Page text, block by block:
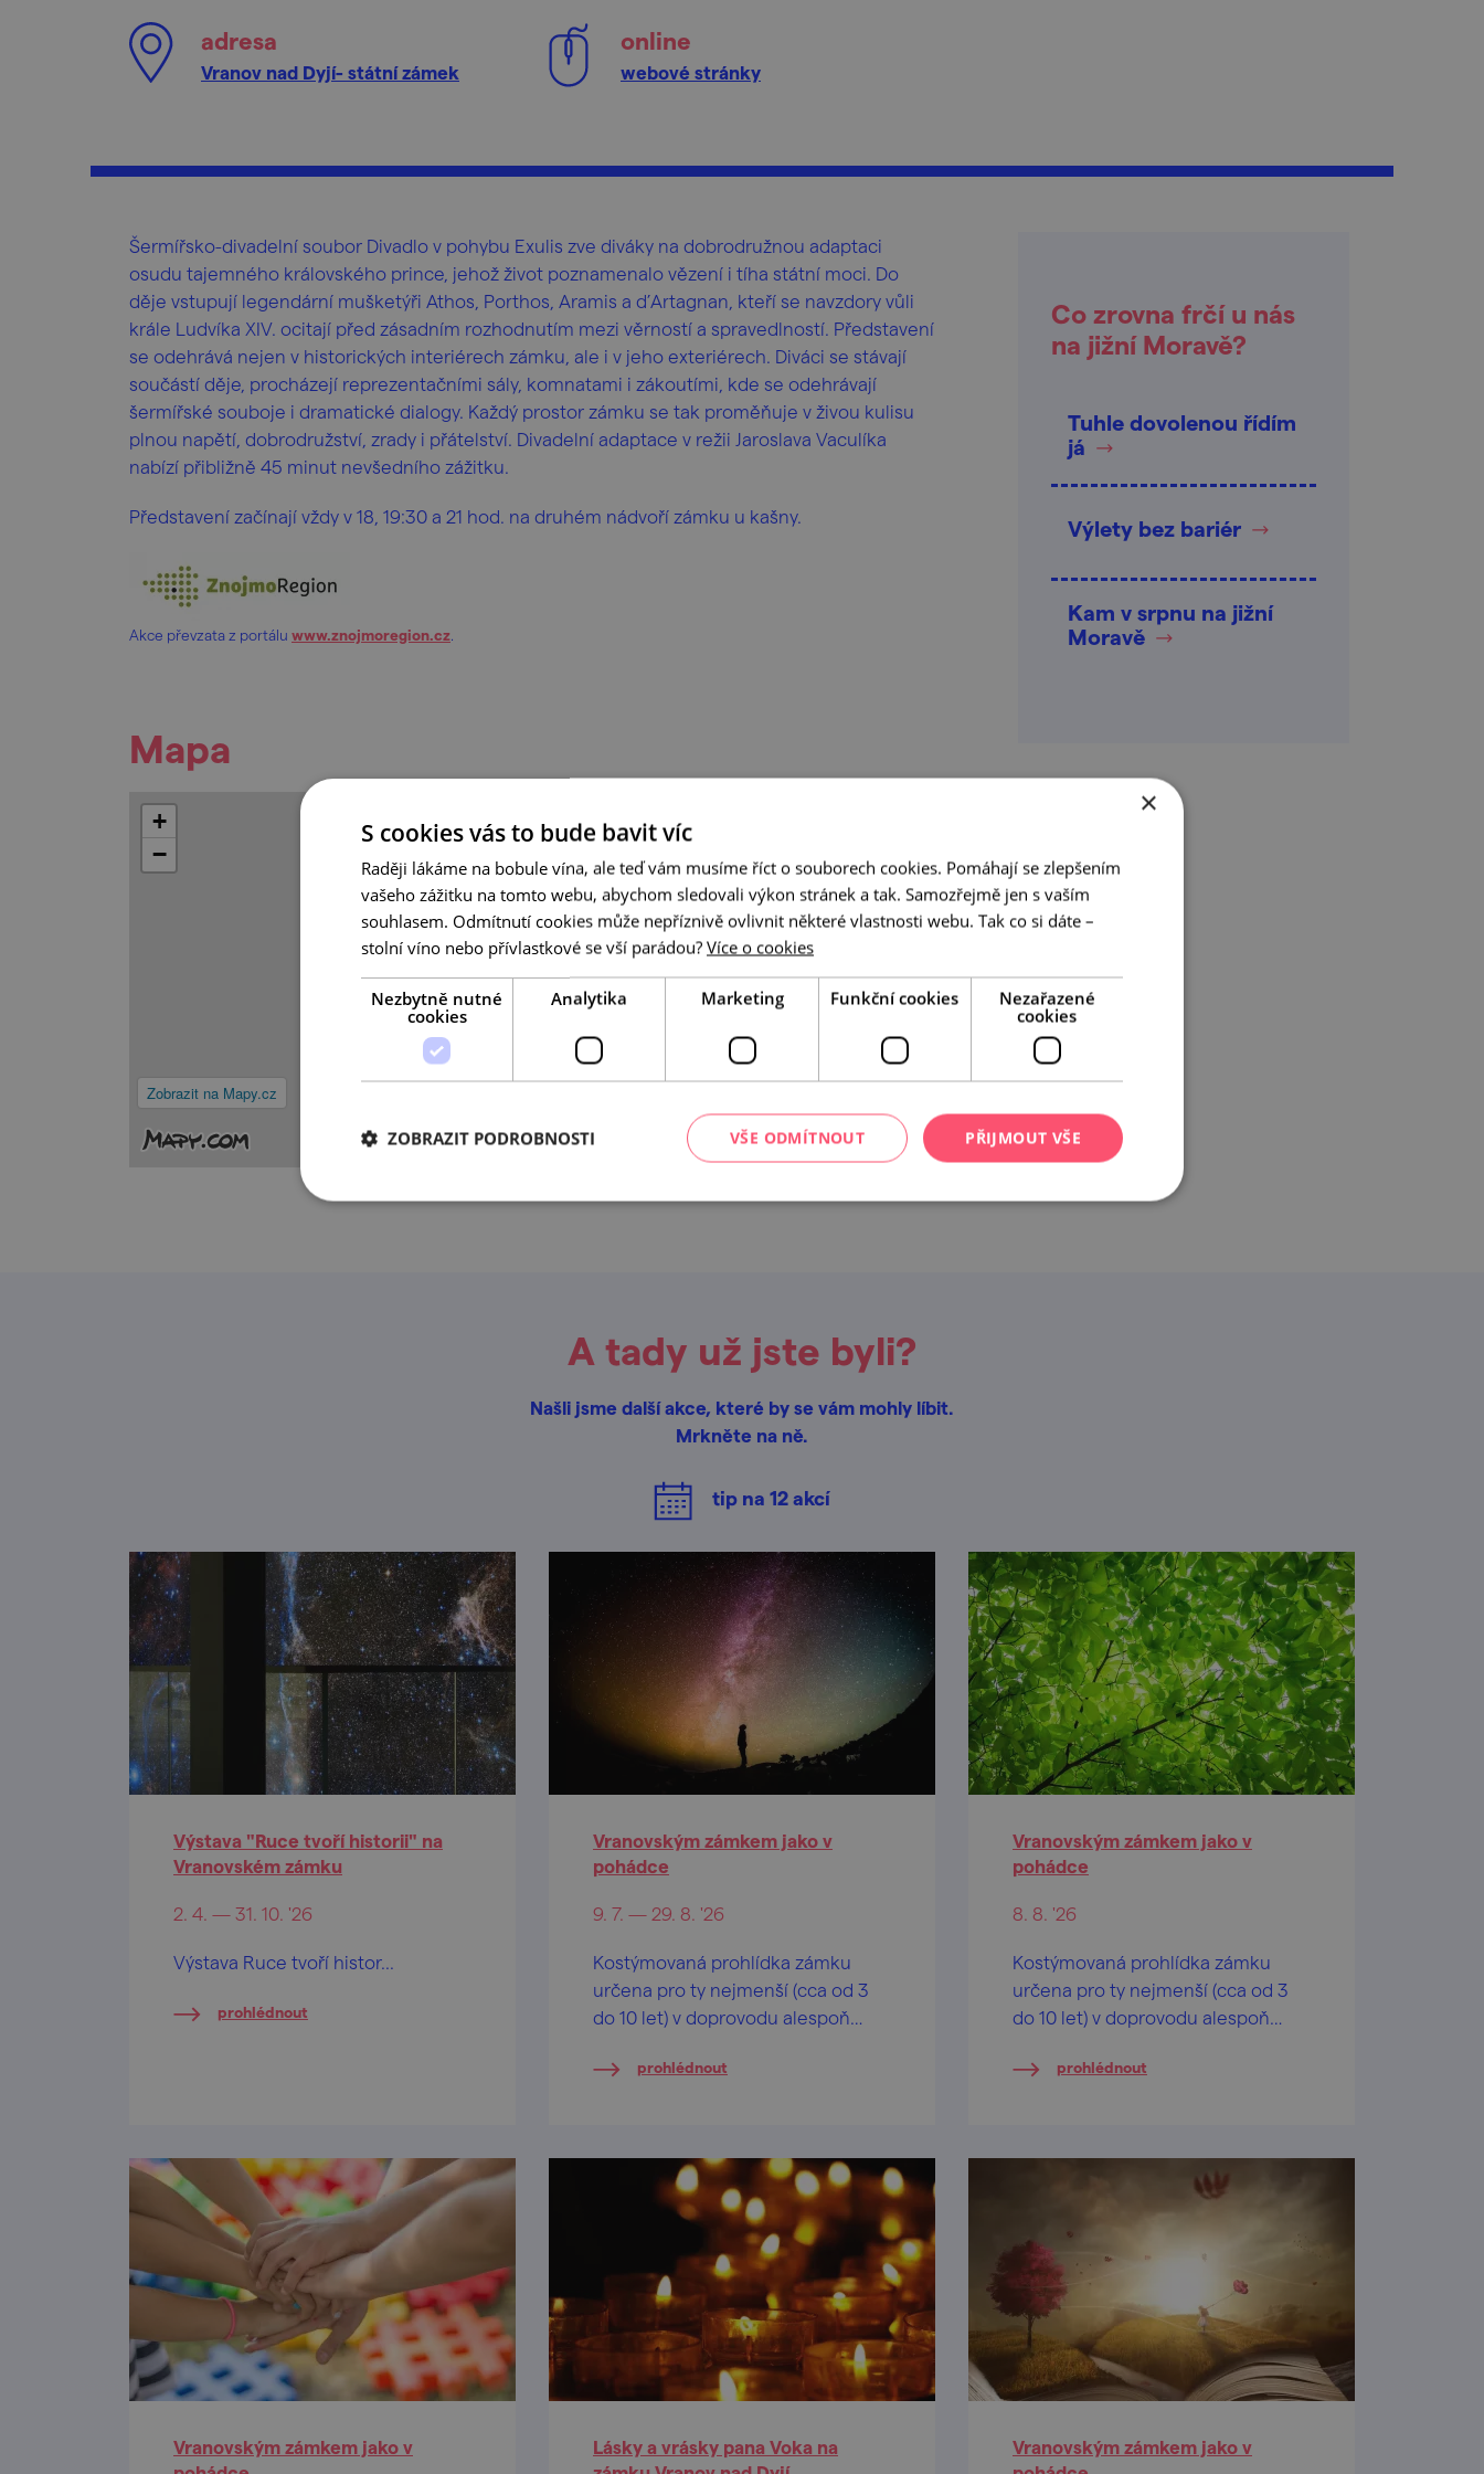
adresa
Vranov nad Dyjí- státní zámek
online
webové stránky
Šermířsko-divadelní soubor Divadlo v pohybu Exulis zve diváky na dobrodružnou adaptaci
osudu tajemného královského prince, jehož život poznamenalo vězení i tíha státní moci. Do
děje vstupují legendární mušketýři Athos, Porthos, Aramis a d’Artagnan, kteří se navzdory vůli
krále Ludvíka XIV. ocitají před zásadním rozhodnutím mezi věrností a spravedlností. Představení
se odehrává nejen v historických interiérech zámku, ale i v jeho exteriérech. Diváci se stávají
součástí děje, procházejí reprezentačními sály, komnatami i zákoutími, kde se odehrávají
šermířské souboje i dramatické dialogy. Každý prostor zámku se tak proměňuje v živou kulisu
plnou napětí, dobrodružství, zrady i přátelství. Divadelní adaptace v režii Jaroslava Vaculíka
nabízí přibližně 45 minut nevšedního zážitku.
Představení začínají vždy v 18, 19:30 a 21 hod. na druhém nádvoří zámku u kašny.
Akce převzata z portálu www.znojmoregion.cz
Mapa
Zobrazit na Mapy.cz
+
−
Leaflet|© Seznam.cz a.s. a další
Co zrovna frčí u nás
na jižní Moravě?
Tuhle dovolenou řídím
já
Výlety bez bariér
Kam v srpnu na jižní
Moravě
A tady už jste byli?
Našli jsme další akce, které by se vám mohly líbit.
Mrkněte na ně.
tip na 12akcí
Výstava "Ruce tvoří historii" na
Vranovském zámku
2. 4. — 31. 10. '26
Výstava Ruce tvoří histor...
prohlédnout
Vranovským zámkem jako v
pohádce
9. 7. — 29. 8. '26
Kostýmovaná prohlídka zámku
určena pro ty nejmenší (cca od 3
do 10 let) v doprovodu alespoň
prohlédnout
Vranovským zámkem jako v
pohádce
8. 8. '26
Kostýmovaná prohlídka zámku
určena pro ty nejmenší (cca od 3
do 10 let) v doprovodu alespoň
prohlédnout
Vranovským zámkem jako v
Lásky a vrásky pana Voka na
Vranovským zámkem jako v
×
S cookies vás to bude bavit víc
Raději lákáme na bobule vína, ale teď vám musíme říct o souborech cookies. Pomáhají se zlepšením
vašeho zážitku na tomto webu, abychom sledovali výkon stránek a tak. Samozřejmě jen s vaším
souhlasem. Odmítnutí cookies může nepříznivě ovlivnit některé vlastnosti webu. Tak co si dáte –
stolní víno nebo přívlastkové se vší parádou? Více o cookies
Nezbytně nutné
cookies
Analytika Marketing Funkční cookies
Nezařazené
cookies
PŘIJMOUT VŠE
VŠE ODMÍTNOUT
ZOBRAZIT PODROBNOSTI